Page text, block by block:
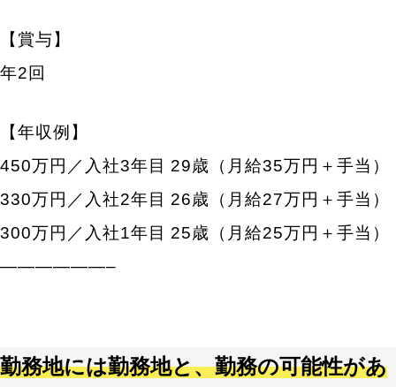
【賞与】
年2回
【年収例】
450万円／入社3年目 29歳（月給35万円＋手当）
330万円／入社2年目 26歳（月給27万円＋手当）
300万円／入社1年目 25歳（月給25万円＋手当）
——————–
勤務地には勤務地と、勤務の可能性があ